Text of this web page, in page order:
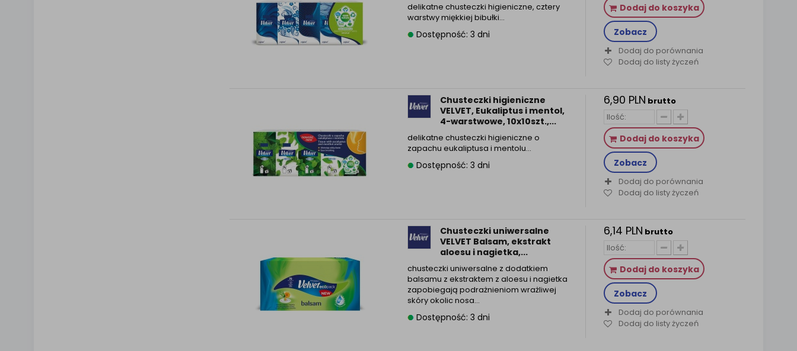
delikatne chusteczki higieniczne, cztery
warstwy miękkiej bibułki…
Dostępność: 3 dni
Dodaj do koszyka
Zobacz
Dodaj do porównania
Dodaj do listy życzeń
Chusteczki higieniczne
VELVET, Eukaliptus i mentol,
4-warstwowe, 10x10szt.,...
delikatne chusteczki higieniczne o
zapachu eukaliptusa i mentolu…
Dostępność: 3 dni
6,90 PLN brutto
Dodaj do koszyka
Zobacz
Dodaj do porównania
Dodaj do listy życzeń
Chusteczki uniwersalne
VELVET Balsam, ekstrakt
aloesu i nagietka,...
chusteczki uniwersalne z dodatkiem
balsamu z ekstraktem z aloesu i nagietka
zapobiegają podrażnieniom wrażliwej
skóry okolic nosa…
Dostępność: 3 dni
6,14 PLN brutto
Dodaj do koszyka
Zobacz
Dodaj do porównania
Dodaj do listy życzeń